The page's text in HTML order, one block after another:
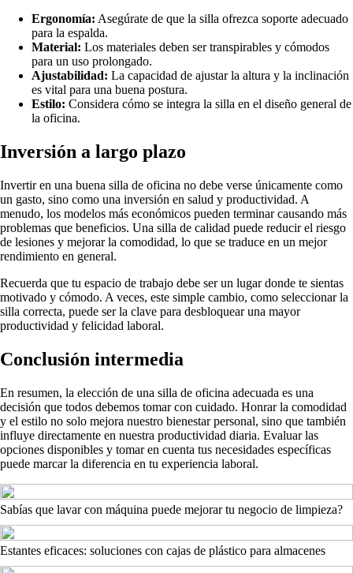
Ergonomía: Asegúrate de que la silla ofrezca soporte adecuado
para la espalda.
Material: Los materiales deben ser transpirables y cómodos
para un uso prolongado.
Ajustabilidad: La capacidad de ajustar la altura y la inclinación
es vital para una buena postura.
Estilo: Considera cómo se integra la silla en el diseño general de
la oficina.
Inversión a largo plazo
Invertir en una buena silla de oficina no debe verse únicamente como
un gasto, sino como una inversión en salud y productividad. A
menudo, los modelos más económicos pueden terminar causando más
problemas que beneficios. Una silla de calidad puede reducir el riesgo
de lesiones y mejorar la comodidad, lo que se traduce en un mejor
rendimiento en general.
Recuerda que tu espacio de trabajo debe ser un lugar donde te sientas
motivado y cómodo. A veces, este simple cambio, como seleccionar la
silla correcta, puede ser la clave para desbloquear una mayor
productividad y felicidad laboral.
Conclusión intermedia
En resumen, la elección de una silla de oficina adecuada es una
decisión que todos debemos tomar con cuidado. Honrar la comodidad
y el estilo no solo mejora nuestro bienestar personal, sino que también
influye directamente en nuestra productividad diaria. Evaluar las
opciones disponibles y tomar en cuenta tus necesidades específicas
puede marcar la diferencia en tu experiencia laboral.
Sabías que lavar con máquina puede mejorar tu negocio de limpieza?
Estantes eficaces: soluciones con cajas de plástico para almacenes